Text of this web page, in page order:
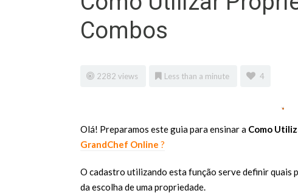
Combos
2282 views Less than a minute 4
Olá! Preparamos este guia para ensinar a Como
GrandChef Online ?
O cadastro utilizando esta função serve definir quais
da escolha de uma propriedade.